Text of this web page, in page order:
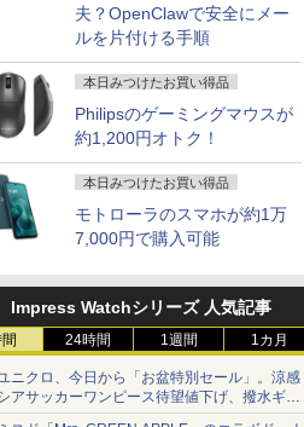
夫？OpenClawで安全にメー
ルを片付ける手順
本日みつけたお買い得品
Philipsのゲーミングマウスが
約1,200円オトク！
本日みつけたお買い得品
モトローラのスマホが約1万
7,000円で購入可能
Impress Watchシリーズ 人気記事
24時間 1週間 1カ月
ニクロ、今日から「お盆特別セール」。涼感
アサッカーワンピース待望値下げ、撥水ギア
ョーツは1990円に